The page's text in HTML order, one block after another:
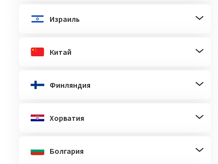
Израиль
Китай
Финляндия
Хорватия
Болгария